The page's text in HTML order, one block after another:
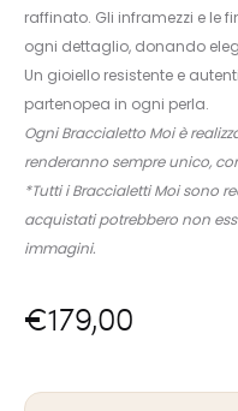
raffinato. Gli inframezzi e le
ogni dettaglio, donando
Un gioiello resistente e
partenopea in ogni perla.
Ogni Braccialetto Moi è
renderanno sempre unico,
*Tutti i Braccialetti Moi sono
acquistati potrebbero non
immagini.
€179,00